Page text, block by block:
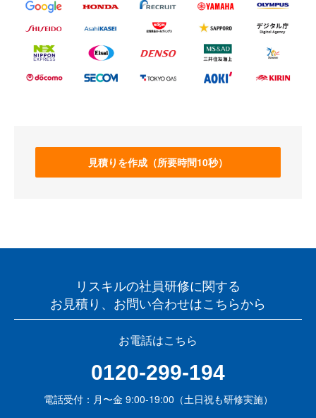
見積りを作成（所要時間10秒）
リスキルの社員研修に関する
お見積り、お問い合わせはこちらから
お電話はこちら
0120-299-194
電話受付：月〜金 9:00-19:00（土日祝も研修実施）